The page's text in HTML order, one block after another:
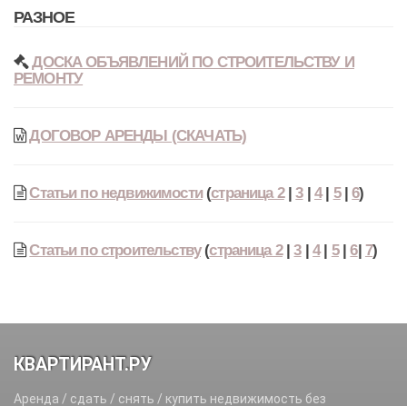
РАЗНОЕ
ДОСКА ОБЪЯВЛЕНИЙ ПО СТРОИТЕЛЬСТВУ И
РЕМОНТУ
ДОГОВОР АРЕНДЫ (СКАЧАТЬ)
Статьи по недвижимости(страница 2|3| 4| 5|6)
Статьи по строительству(страница 2|3|4| 5|6| 7)
КВАРТИРАНТ.РУ
Аренда / сдать / снять / купить недвижимость без